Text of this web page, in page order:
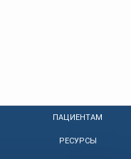
ПАЦИЕНТАМ
РЕСУРСЫ